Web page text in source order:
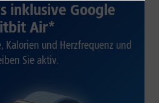
inklusive Google
Air*
Kalorien und Herzfrequenz und
Sie aktiv.